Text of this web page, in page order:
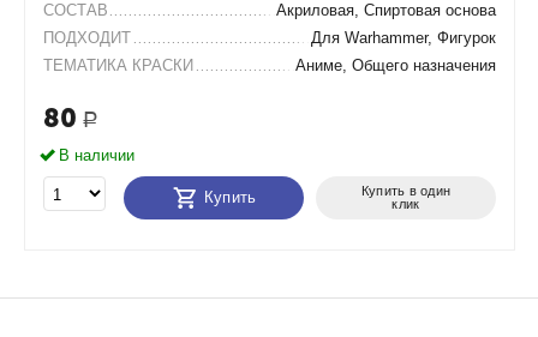
СОСТАВ
Акриловая, Спиртовая основа
ПОДХОДИТ
Для Warhammer, Фигурок
ТЕМАТИКА КРАСКИ
Аниме, Общего назначения
80 Р
В наличии
Купить
Купить в один
клик